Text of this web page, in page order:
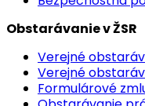
Obstarávanie v ŽSR
Verejné
Verejné
Formulárové